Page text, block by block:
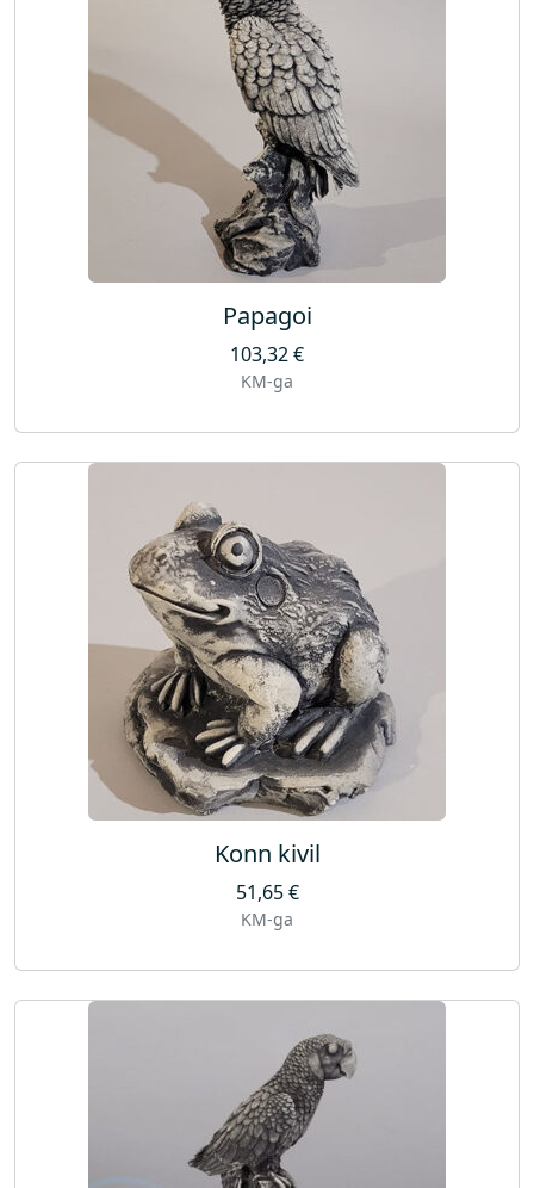
Papagoi
103,32€
KM-ga
Konn kivil
51,65€
KM-ga